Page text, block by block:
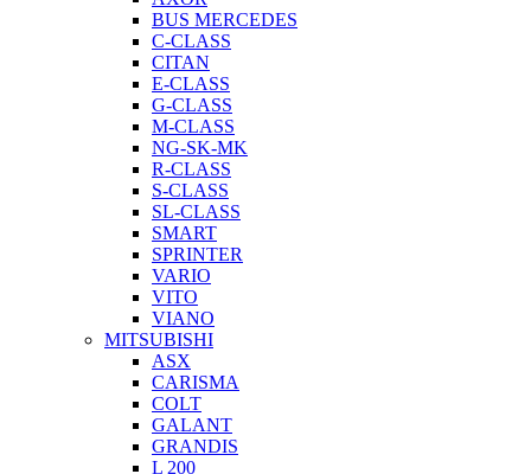
BUS MERCEDES
C-CLASS
CITAN
E-CLASS
G-CLASS
M-CLASS
NG-SK-MK
R-CLASS
S-CLASS
SL-CLASS
SMART
SPRINTER
VARIO
VITO
VIANO
MITSUBISHI
ASX
CARISMA
COLT
GALANT
GRANDIS
L 200